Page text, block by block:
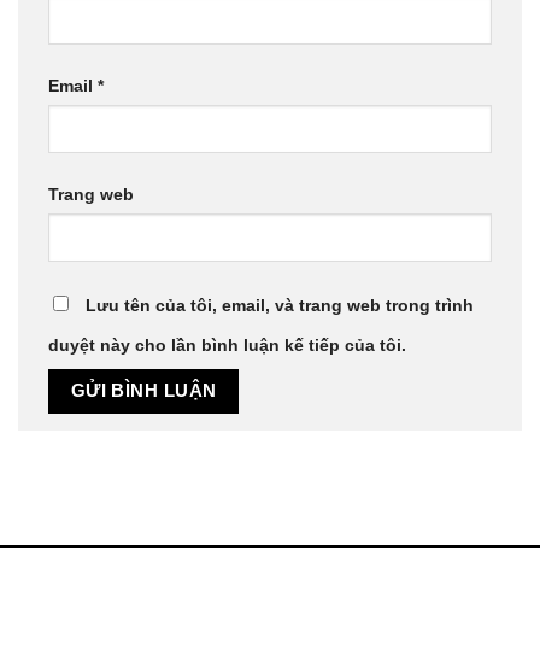
Email *
Trang web
Lưu tên của tôi, email, và trang web trong trình
duyệt này cho lần bình luận kế tiếp của tôi.